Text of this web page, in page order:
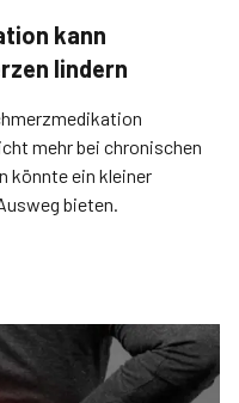
kann
lindern
mehr bei chronischen
könnte ein kleiner
bieten.